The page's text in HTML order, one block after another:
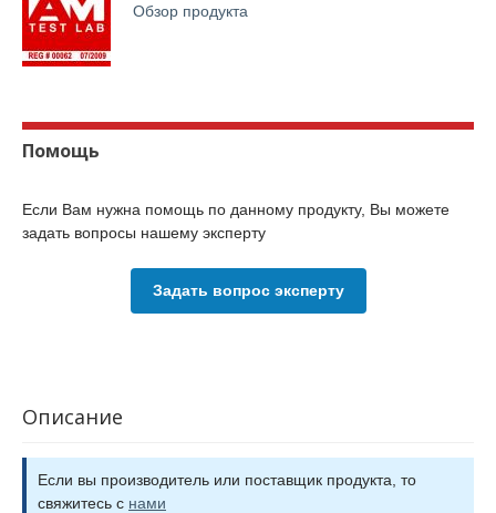
Обзор продукта
Помощь
Если Вам нужна помощь по данному продукту, Вы можете
задать вопросы нашему эксперту
Задать вопрос эксперту
Описание
Если вы производитель или поставщик продукта, то
свяжитесь с нами